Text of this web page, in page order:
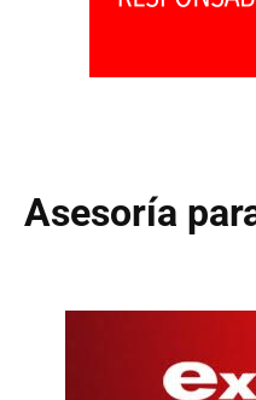
Asesoría